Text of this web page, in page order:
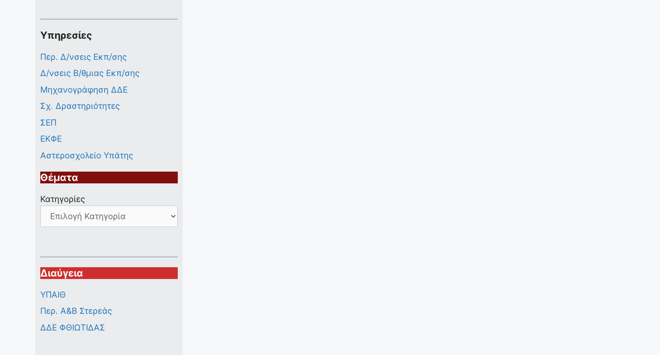
Υπηρεσίες
Περ. Δ/νσεις Εκπ/σης
Δ/νσεις Β/θμιας Εκπ/σης
Μηχανογράφηση ΔΔΕ
Σχ. Δραστηριότητες
ΣΕΠ
ΕΚΦΕ
Αστεροσχολείο Υπάτης
Θέματα
Κατηγορίες
Διαύγεια
ΥΠΑΙΘ
Περ. A&B Στερεάς
ΔΔΕ ΦΘΙΩΤΙΔΑΣ